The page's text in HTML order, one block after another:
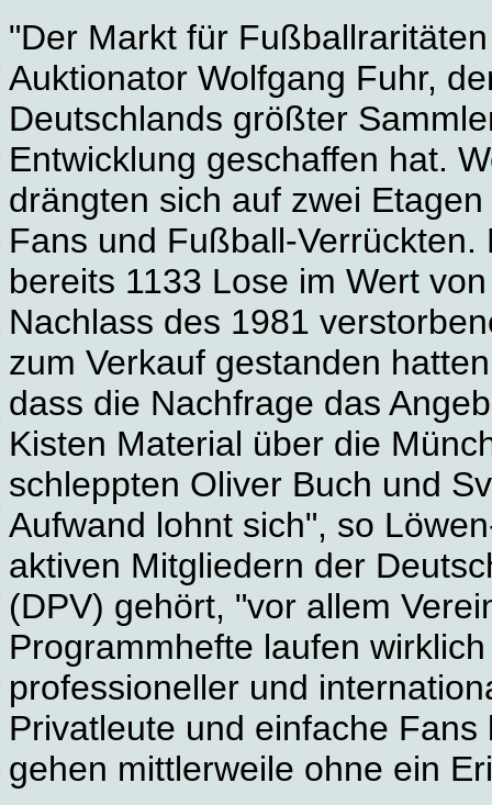
"Der Markt für
Auktionator Wolfgang Fuhr,
Deutschlands größter
Entwicklung geschaffen hat.
drängten sich auf zwei
Fans und Fußball-
bereits 1133 Lose im Wert
Nachlass des 1981
zum Verkauf gestanden
dass die Nachfrage das
Kisten Material über die
schleppten Oliver Buch und
Aufwand lohnt sich", so
aktiven Mitgliedern der
(DPV) gehört, "vor allem
Programmhefte laufen
professioneller und
Privatleute und einfache
gehen mittlerweile ohne ein